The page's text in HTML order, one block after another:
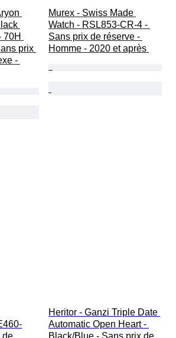
70H
prix
-
Murex - Swiss Made
Watch - RSL853-CR-4 -
Sans prix de réserve -
Homme - 2020 et après
Heritor - Ganzi Triple Date
Automatic Open Heart -